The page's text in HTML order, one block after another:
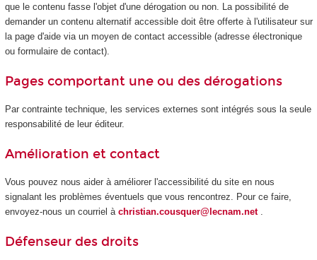
que le contenu fasse l'objet d'une dérogation ou non. La possibilité de
demander un contenu alternatif accessible doit être offerte à l'utilisateur sur
la page d'aide via un moyen de contact accessible (adresse électronique
ou formulaire de contact).
Pages comportant une ou des dérogations
Par contrainte technique, les services externes sont intégrés sous la seule
responsabilité de leur éditeur.
Amélioration et contact
Vous pouvez nous aider à améliorer l'accessibilité du site en nous
signalant les problèmes éventuels que vous rencontrez. Pour ce faire,
envoyez-nous un courriel à christian.cousquer@lecnam.net
Défenseur des droits